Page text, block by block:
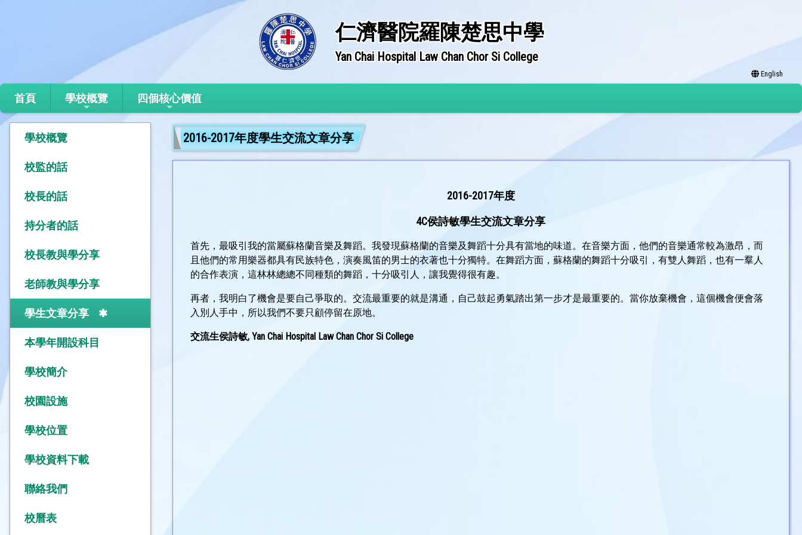
仁濟醫院羅陳楚思中學
Yan Chai Hospital Law Chan Chor Si College
English
首頁 學校概覽 四個核心價值
學校概覽
校監的話
校長的話
持分者的話
校長教與學分享
老師教與學分享
學生文章分享
本學年開設科目
學校簡介
校園設施
學校位置
學校資料下載
聯絡我們
校曆表
2016-2017年度學生交流文章分享
2016-2017年度
4C侯詩敏學生交流文章分享
首先，最吸引我的當屬蘇格蘭音樂及舞蹈。我發現蘇格蘭的音樂及舞蹈十分具有當地的味道。在音樂方面，他們的音樂通常較為激昂，而
且他們的常用樂器都具有民族特色，演奏風笛的男士的衣著也十分獨特。在舞蹈方面，蘇格蘭的舞蹈十分吸引，有雙人舞蹈，也有一羣人
的合作表演，這林林總總不同種類的舞蹈，十分吸引人，讓我覺得很有趣。
再者，我明白了機會是要自己爭取的。交流最重要的就是溝通，自己鼓起勇氣踏出第一步才是最重要的。當你放棄機會，這個機會便會落
入別人手中，所以我們不要只顧停留在原地。
交流生侯詩敏, Yan Chai Hospital Law Chan Chor Si College